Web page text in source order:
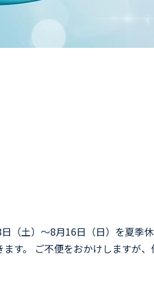
土）〜8月16日（日）を夏季
。 ご不便をおかけしますが、